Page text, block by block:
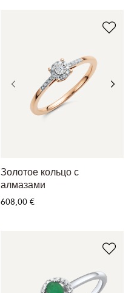
Золотое кольцо с
алмазами
608,00 €